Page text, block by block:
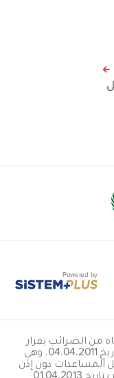
Powered by
من الضرائب بقرار
مجلس الوزراء رقم 2011/1799 الصادر بتاريخ 04.04.2011. وهي
المساعدات دون إذن